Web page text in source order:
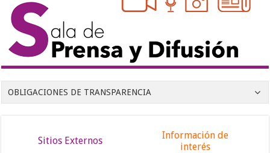
OBLIGACIONES DE TRANSPARENCIA
Sitios Externos
Información de
interés